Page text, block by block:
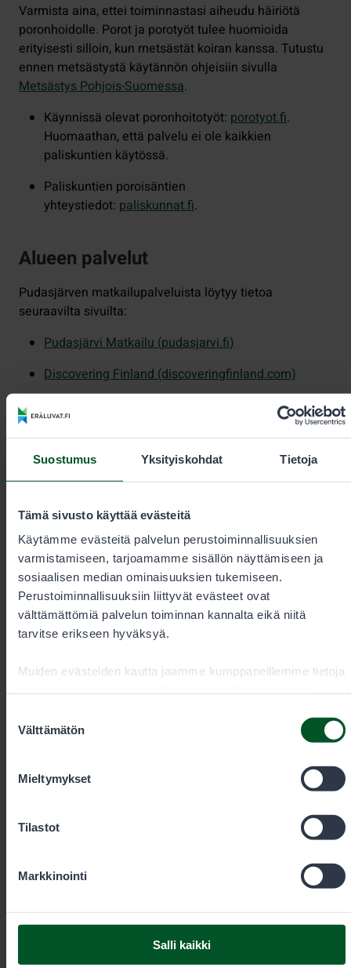
Suostumus Yksityiskohdat Tietoja
Tämä sivusto käyttää evästeitä
Käytämme evästeitä palvelun perustoiminnallisuuksien
varmistamiseen, tarjoamamme sisällön näyttämiseen ja
sosiaalisen median ominaisuuksien tukemiseen.
Perustoiminnallisuuksiin liittyvät evästeet ovat
välttämättömiä palvelun toiminnan kannalta eikä niitä
tarvitse erikseen hyväksyä.
Muiden evästeiden kautta jaamme kumppaneillemme tietoja
antanut heille tai joita on kerätty, kun olet käyttänyt heidän
valinta
Välttämätön
Mieltymykset
Tilastot
Markkinointi
Salli kaikki
Varmista aina, ettei toiminnastasi aiheudu häiriötä
poronhoidolle. Porot ja porotyöt tulee huomioida
erityisesti silloin, kun metsästät koiran kanssa. Tutustu
ennen metsästystä käytännön ohjeisiin sivulla
Metsästys Pohjois-Suomessa.
Käynnissä olevat poronhoitotyöt: porotyot.fi.
Huomaathan, että palvelu ei ole kaikkien
paliskuntien käytössä.
Paliskuntien poroisäntien
yhteystiedot: paliskunnat.fi.
Alueen palvelut
Pudasjärven matkailupalveluista löytyy tietoa
seuraavilta sivuilta:
Pudasjärvi Matkailu (pudasjarvi.fi)
Discovering Finland (discoveringfinland.com)
Alueella on retkeilypalveluja, kuten tulentekopaikkoja ja
autiotupia.
Lisätietoa alueesta ja sen retkikohteita voi
Yhteystiedot
Lupamyynti ja -neuvonta arkisin
kello 9–15
tilaukset aina puhelimitse.